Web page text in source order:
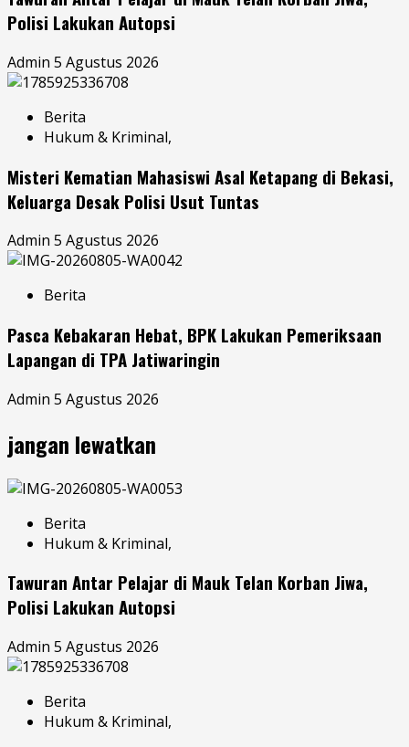
Polisi Lakukan Autopsi
Admin 5 Agustus 2026
Berita
Hukum & Kriminal,
Misteri Kematian Mahasiswi Asal Ketapang di Bekasi,
Keluarga Desak Polisi Usut Tuntas
Admin 5 Agustus 2026
Berita
Pasca Kebakaran Hebat, BPK Lakukan Pemeriksaan
Lapangan di TPA Jatiwaringin
Admin 5 Agustus 2026
jangan lewatkan
Berita
Hukum & Kriminal,
Tawuran Antar Pelajar di Mauk Telan Korban Jiwa,
Polisi Lakukan Autopsi
Admin 5 Agustus 2026
Berita
Hukum & Kriminal,